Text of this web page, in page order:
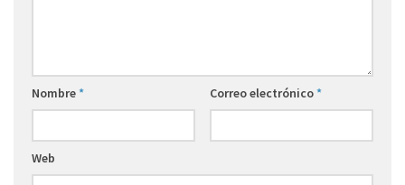
Nombre* Correo electrónico*
Web